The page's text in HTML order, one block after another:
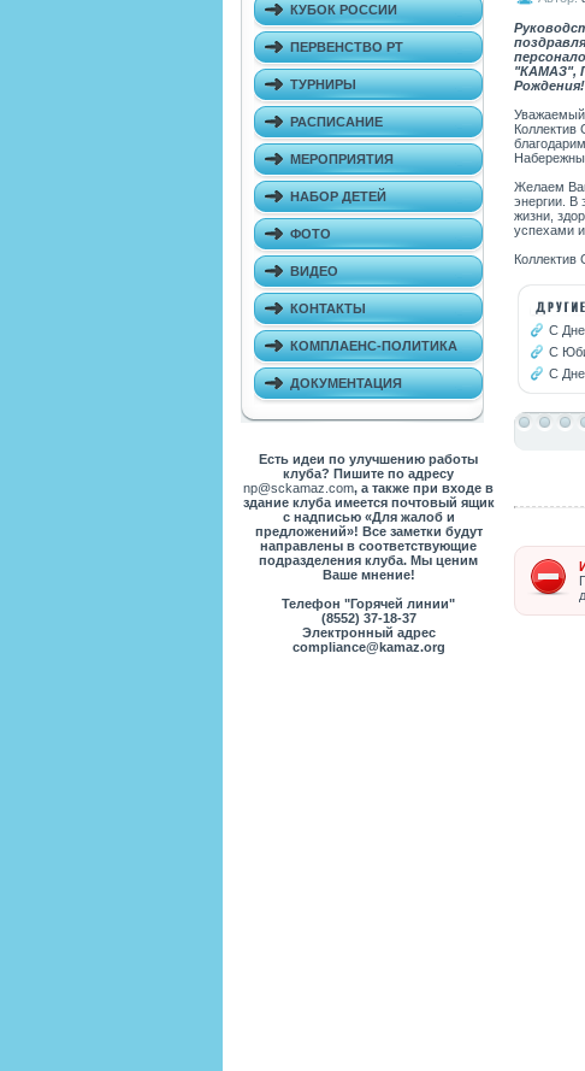
КУБОК РОССИИ
ПЕРВЕНСТВО РТ
ТУРНИРЫ
РАСПИСАНИЕ
МЕРОПРИЯТИЯ
НАБОР ДЕТЕЙ
ФОТО
ВИДЕО
КОНТАКТЫ
КОМПЛАЕНС-ПОЛИТИКА
ДОКУМЕНТАЦИЯ
Есть идеи по улучшению работы
клуба? Пишите по адресу
np@sckamaz.com, а также при входе в
здание клуба имеется почтовый ящик
с надписью «Для жалоб и
предложений»! Все заметки будут
направлены в соответствующие
подразделения клуба. Мы ценим
Ваше мнение!
Телефон "Горячей линии"
(8552) 37-18-37
Электронный адрес
compliance@kamaz.org
"КАМАЗ",
Рождения!
Коллектив
Желаем
энергии. В
жизни,
успехами
Коллектив
С
С
С